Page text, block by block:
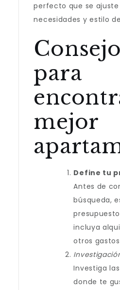
perfecto que se ajuste
necesidades y estilo
para
mejor
Define tu
Antes de
búsqueda,
incluya
otros
Investiga
donde te